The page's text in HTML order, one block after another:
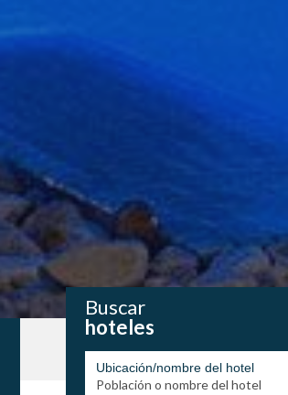
Buscar
hoteles
Ubicación/nombre del hotel